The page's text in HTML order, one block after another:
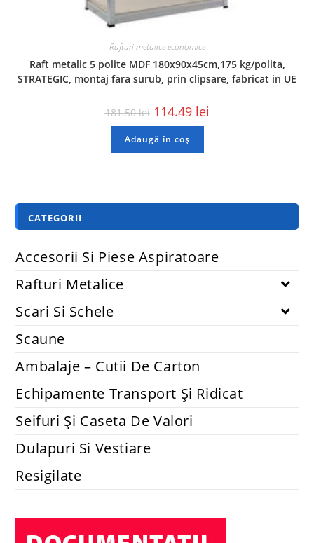
Rafturi metalice economice
Raft metalic 5 polite MDF 180x90x45cm,175 kg/polita,
STRATEGIC, montaj fara surub, prin clipsare, fabricat in UE
181.50lei 114.49 lei
Adaugă în coș
CATEGORII
Accesorii Si Piese Aspiratoare
Rafturi Metalice
Scari Si Schele
Scaune
Ambalaje – Cutii De Carton
Echipamente Transport Și Ridicat
Seifuri Și Caseta De Valori
Dulapuri Si Vestiare
Resigilate